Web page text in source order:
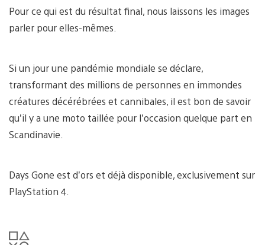
Pour ce qui est du résultat final, nous laissons les images
parler pour elles-mêmes.
Si un jour une pandémie mondiale se déclare,
transformant des millions de personnes en immondes
créatures décérébrées et cannibales, il est bon de savoir
qu’il y a une moto taillée pour l’occasion quelque part en
Scandinavie.
Days Gone est d’ors et déjà disponible, exclusivement sur
PlayStation 4.